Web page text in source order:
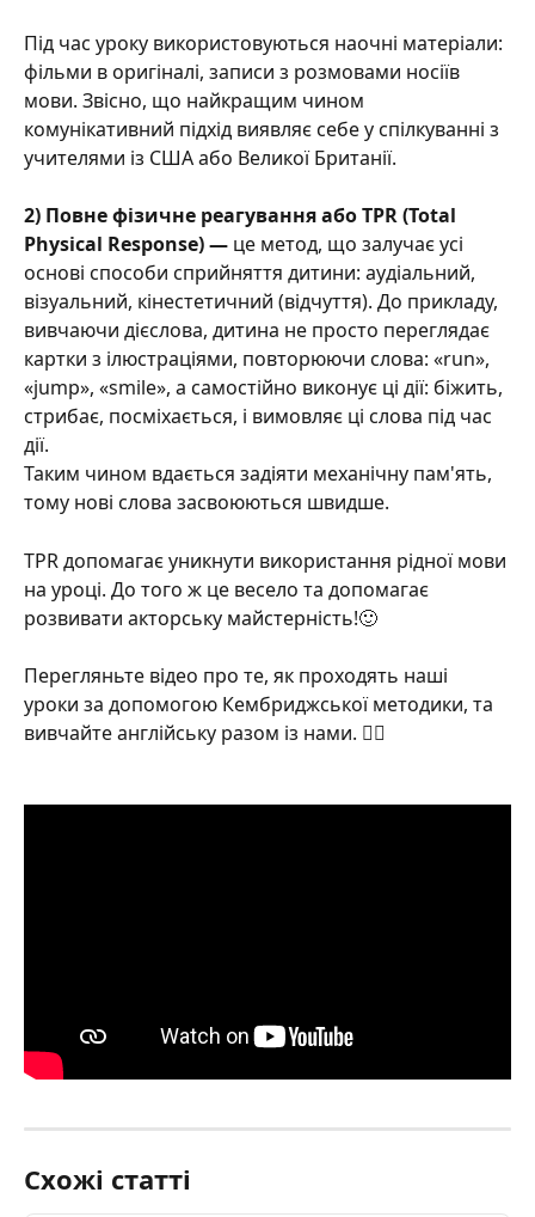
Під час уроку використовуються наочні матеріали:
фільми в оригіналі, записи з розмовами носіїв
мови. Звісно, що найкращим чином
комунікативний підхід виявляє себе у спілкуванні з
учителями із США або Великої Британії.
2) Повне фізичне реагування або TPR (Total
Physical Response) — це метод, що залучає усі
основі способи сприйняття дитини: аудіальний,
візуальний, кінестетичний (відчуття). До прикладу,
вивчаючи дієслова, дитина не просто переглядає
картки з ілюстраціями, повторюючи слова: «run»,
«jump», «smile», а самостійно виконує ці дії: біжить,
стрибає, посміхається, і вимовляє ці слова під час
дії.
Таким чином вдається задіяти механічну пам'ять,
тому нові слова засвоюються швидше.
TPR допомагає уникнути використання рідної мови
на уроці. До того ж це весело та допомагає
розвивати акторську майстерність!🙂
Перегляньте відео про те, як проходять наші
уроки за допомогою Кембриджської методики, та
вивчайте англійську разом із нами. 💂‍♀️
Схожі статті